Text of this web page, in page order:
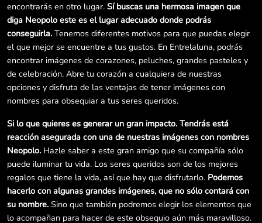
encontrarás en otro lugar. Sí buscas una hermosa imagen que
diga Neopolo este es el lugar adecuado donde podrás
conseguirla. Tenemos diferentes motivos para que puedas elegir
el que mejor se encuentre a tus gustos. En Entrelaluna, podrás
encontrar imágenes de corazones, peluches, grandes pasteles y
de celebración. Abre tu corazón a cualquiera de nuestras
opciones y disfruta de las ventajas de tener imágenes con
nombres para obsequiar a tus seres queridos.
Si lo que quieres es generar un gran impacto. Tendrás está
reacción asegurada con una de nuestras imágenes con nombres
Neopolo. Hazle saber a este gran amigo que su compañía sólo
puede iluminar tu vida. Los seres queridos son de los mejores
regalos que tiene la vida, así que hay que disfrutarlo. Podemos
hacerlo con algunas grandes imágenes, que no sólo contará con
su nombre. Sino que también podremos elegir los elementos que
lo acompañan para hacer de este obsequio aún más maravilloso.